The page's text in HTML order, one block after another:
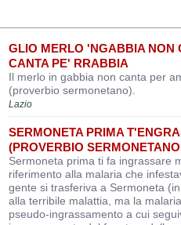
GLIO MERLO 'NGABBIA NON
CANTA PE' RRABBIA
Il merlo in gabbia non canta per
(proverbio sermonetano).
Lazio
SERMONETA PRIMA
(PROVERBIO
Sermoneta prima ti fa ingrassare
riferimento alla malaria che
gente si trasferiva a Sermoneta
alla terribile malattia, ma la
pseudo-ingrassamento a cui